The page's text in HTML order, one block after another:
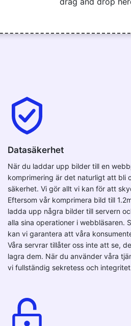
Datasäkerhet
När du laddar upp bilder till en
komprimering är det naturligt att bli
säkerhet. Vi gör allt vi kan för att
Eftersom vår komprimera bild till
ladda upp några bilder till servern
alla sina operationer i webbläsaren.
kan vi garantera att våra
Våra servrar tillåter oss inte att se,
lagra dem. När du använder våra
vi fullständig sekretess och